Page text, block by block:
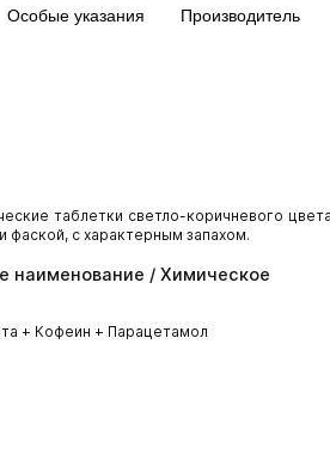
Особые указания Производитель
таблетки светло-коричневого
фаской, с характерным запахом.
наименование / Химическое
+ Кофеин + Парацетамол